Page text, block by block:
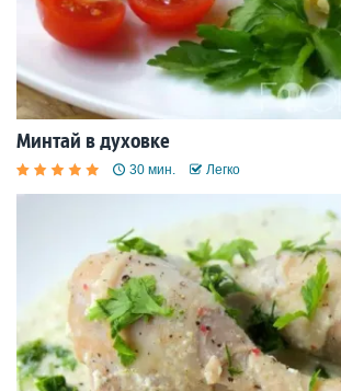
Минтай в духовке
30 мин. Легко